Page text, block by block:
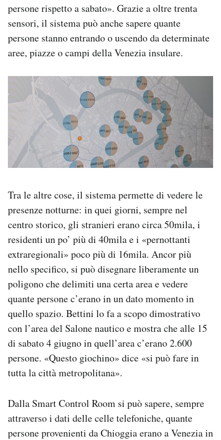
persone rispetto a sabato». Grazie a oltre trenta
sensori, il sistema può anche sapere quante
persone stanno entrando o uscendo da determinate
aree, piazze o campi della Venezia insulare.
Tra le altre cose, il sistema permette di vedere le
presenze notturne: in quei giorni, sempre nel
centro storico, gli stranieri erano circa 50mila, i
residenti un po’ più di 40mila e i «pernottanti
extraregionali» poco più di 16mila. Ancor più
nello specifico, si può disegnare liberamente un
poligono che delimiti una certa area e vedere
quante persone c’erano in un dato momento in
quello spazio. Bettini lo fa a scopo dimostrativo
con l’area del Salone nautico e mostra che alle 15
di sabato 4 giugno in quell’area c’erano 2.600
persone. «Questo giochino» dice «si può fare in
tutta la città metropolitana».
Dalla Smart Control Room si può sapere, sempre
attraverso i dati delle celle telefoniche, quante
persone provenienti da Chioggia erano a Venezia in